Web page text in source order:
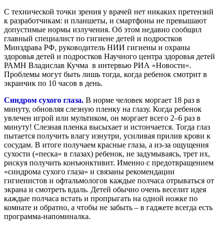
С технической точки зрения у врачей нет никаких претензий
к разработчикам: и планшеты, и смартфоны не превышают
допустимые нормы излучения. Об этом недавно сообщил
главный специалист по гигиене детей и подростков
Минздрава РФ, руководитель НИИ гигиены и охраны
здоровья детей и подростков Научного центра здоровья детей
РАМН Владислав Кучма в интервью РИА «Новости».
Проблемы могут быть лишь тогда, когда ребенок смотрит в
экранчик по 10 часов в день.
Синдром сухого глаза. В норме человек моргает 18 раз в
минуту, обновляя слезную пленку на глазу. Когда ребенок
увлечен игрой или мультиком, он моргает всего 2–6 раз в
минуту! Слезная пленка высыхает и истончается. Тогда глаз
пытается получить влагу изнутри, усиливая прилив крови к
сосудам. В итоге получаем красные глаза, а из-за ощущения
сухости («песка» в глазах) ребенок, не задумываясь, трет их,
рискуя получить конъюнктивит. Именно с предотвращением
«синдрома сухого глаза» и связаны рекомендации
гигиенистов и офтальмологов каждые полчаса отрываться от
экрана и смотреть вдаль. Детей обычно очень веселит идея
каждые полчаса встать и пропрыгать на одной ножке по
комнате и обратно, а чтобы не забыть – в гаджете всегда есть
программа-напоминалка.